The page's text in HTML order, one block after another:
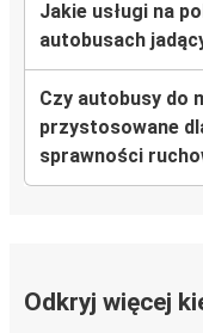
Jakie usługi na
autobusach
Czy autobusy do
przystosowane
sprawności
Odkryj więcej